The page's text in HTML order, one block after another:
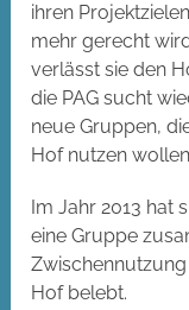
ihren
mehr gerecht
verlässt sie den
die PAG sucht
neue Gruppen,
Hof nutzen
Im Jahr 2013 hat
eine Gruppe
Hof belebt.